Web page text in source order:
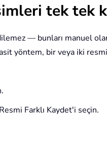
tek tek
— bunları manuel
yöntem, bir veya iki resmi
Farklı Kaydet'i seçin.